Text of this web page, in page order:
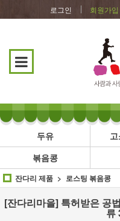
로그인 회원가입
두유
볶음콩
잔다리 제품 로스팅 볶음콩
[잔다리마을] 특허받은 공
류